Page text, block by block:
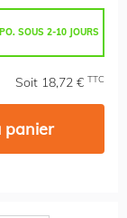
SOUS 2-10 JOURS
Soit 18,72 € TTC
panier